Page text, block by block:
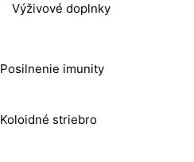
Výživové doplnky
Posilnenie imunity
Koloidné striebro